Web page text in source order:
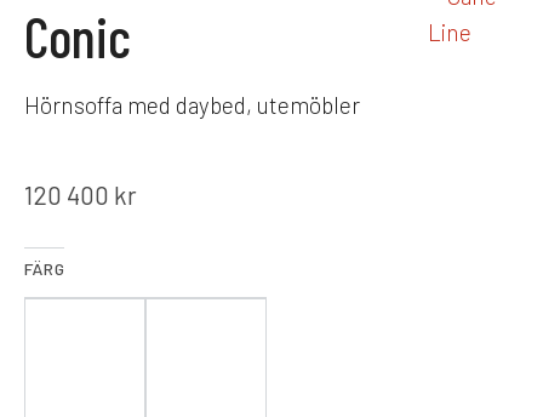
Conic
Hörnsoffa med daybed, utemöbler
120 400 kr
FÄRG